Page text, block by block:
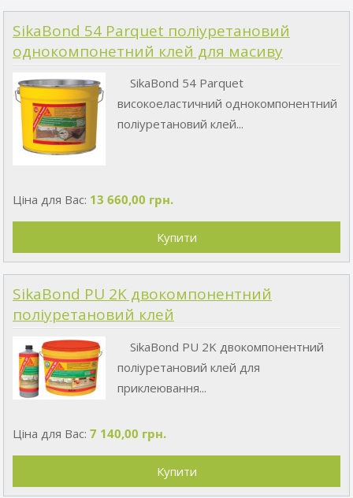
SikaBond 54 Parquet поліуретановий
однокомпонетний клей для масиву
SikaBond 54 Parquet
високоеластичний однокомпонентний
поліуретановий клей...
Ціна для Вас: 13 660,00 грн.
SikaBond PU 2K двокомпонентний
поліуретановий клей
SikaBond PU 2K двокомпонентний
поліуретановий клей для
приклеювання...
Ціна для Вас: 7 140,00 грн.